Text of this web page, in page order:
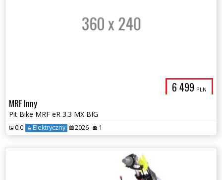
6 499 PLN
MRF Inny
Pit Bike MRF eR 3.3 MX BIG
0.0 Elektryczny 2026 1